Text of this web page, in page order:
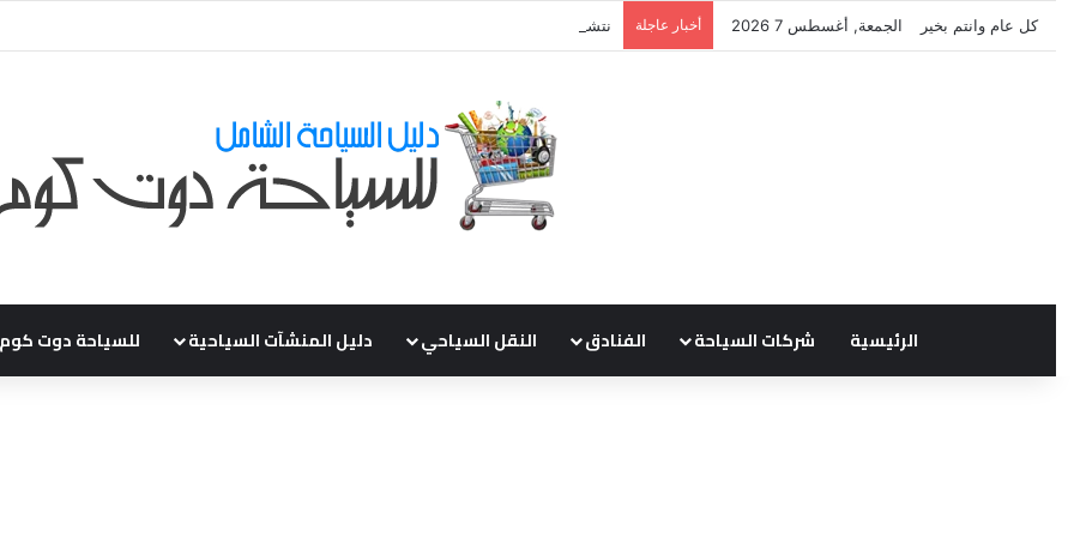
كل عام وانتم بخير الجمعة, أغسطس 7 2026 أخبار عاجلة نتشرف بتلقي طلباتكم و استفسارتكم ... لو عندك سؤال او استفسار ماتدرددش فى طلب
الرئيسية شركات السياحة الفنادق النقل السياحي دليل المنشآت السياحية للسياحة دوت كوم